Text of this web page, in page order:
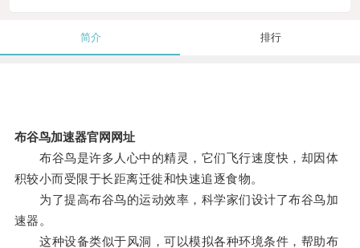
简介 排行
布谷鸟加速器官网网址
布谷鸟是许多人心中的精灵，它们飞行速度快，却因体
积较小而受限于长距离迁徙和快速追逐食物。
为了提高布谷鸟的运动效率，科学家们设计了布谷鸟加
速器。
这种设备类似于风洞，可以模拟各种环境条件，帮助布